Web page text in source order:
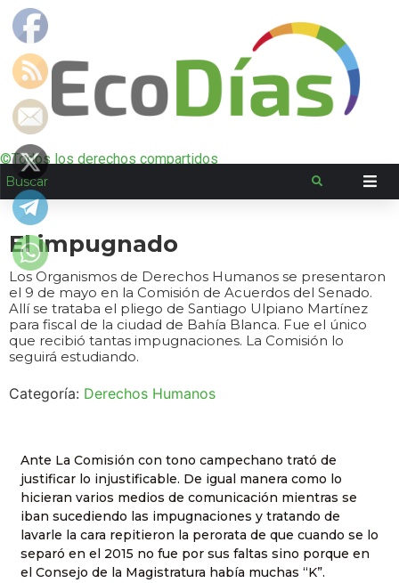
©Todos los derechos compartidos
El impugnado
Los Organismos de Derechos Humanos se presentaron
el 9 de mayo en la Comisión de Acuerdos del Senado.
Allí se trataba el pliego de Santiago Ulpiano Martínez
para fiscal de la ciudad de Bahía Blanca. Fue el único
que recibió tantas impugnaciones. La Comisión lo
seguirá estudiando.
Categoría: Derechos Humanos
Ante La Comisión con tono campechano trató de
justificar lo injustificable. De igual manera como lo
hicieran varios medios de comunicación mientras se
iban sucediendo las impugnaciones y tratando de
lavarle la cara repitieron la perorata de que cuando se lo
separó en el 2015 no fue por sus faltas sino porque en
el Consejo de la Magistratura había muchas “K”.